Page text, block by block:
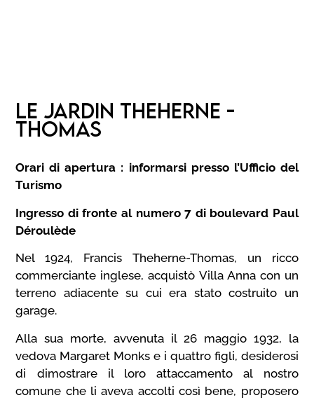
LE JARDIN THEHERNE -
THOMAS
Orari di apertura : informarsi presso l’Ufficio del
Turismo
Ingresso di fronte al numero 7 di boulevard Paul
Déroulède
Nel 1924, Francis Theherne-Thomas, un ricco
commerciante inglese, acquistò Villa Anna con un
terreno adiacente su cui era stato costruito un
garage.
Alla sua morte, avvenuta il 26 maggio 1932, la
vedova Margaret Monks e i quattro figli, desiderosi
di dimostrare il loro attaccamento al nostro
comune che li aveva accolti così bene, proposero